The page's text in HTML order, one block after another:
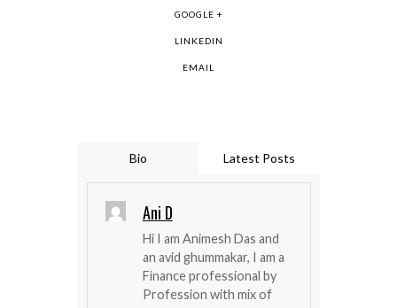
GOOGLE +
LINKEDIN
EMAIL
Bio Latest Posts
Ani D
Hi I am Animesh Das and
an avid ghummakar, I am a
Finance professional by
Profession with mix of